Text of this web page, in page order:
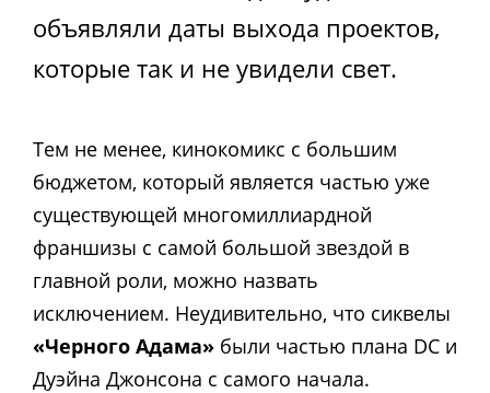
объявляли даты выхода проектов,
которые так и не увидели свет.
Тем не менее, кинокомикс с большим
бюджетом, который является частью уже
существующей многомиллиардной
франшизы с самой большой звездой в
главной роли, можно назвать
исключением. Неудивительно, что сиквелы
«Черного Адама» были частью плана DC и
Дуэйна Джонсона с самого начала.